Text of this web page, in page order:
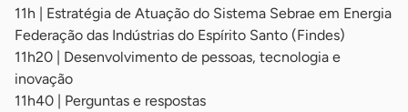
11h | Estratégia de Atuação do Sistema Sebrae em Energia
Federação das Indústrias do Espírito Santo (Findes)
11h20 | Desenvolvimento de pessoas, tecnologia e
inovação
11h40 | Perguntas e respostas